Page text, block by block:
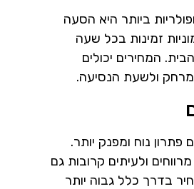
ביותר היא הסעה
זמינות בכל שעה
המחירים יכולים
ולשעת הנסיעה.
נוח ומפנק יותר.
ולעיתים קרובות גם
בדרך כלל גבוה יותר